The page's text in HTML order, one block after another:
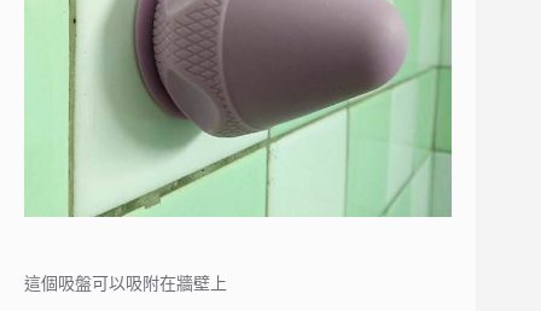
這個吸盤可以吸附在牆壁上